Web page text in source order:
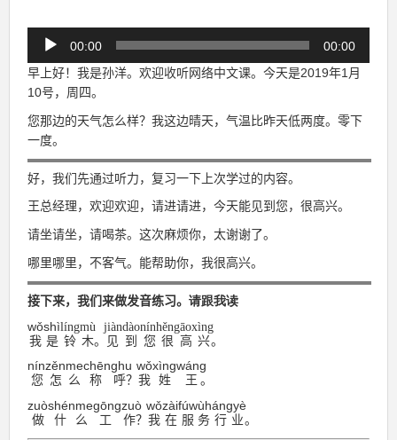
プ
レ
ヤ
00:00
00:00
早上好！我是孙洋。 欢迎收听网络中文课。今天是2019年1 月
10号，周四。
您那边的天气怎么样？我这边晴天，气温比昨天低两度。零下
一度。
好，我们先通过听力，复习一下上次学过的内容。
王总经理， 欢迎欢迎， 请进请进， 今天能见到 您，很高兴。
请坐请坐， 请喝茶。 这次麻烦你， 太谢谢了。
哪里哪里，不客气。能帮助你，我很高兴。
接下来，我们来做发音练习。 请跟我读
我
wǒ
是
shì
铃
líng
木
mù
。 见到您很高兴
jiàndàonínhěngāoxìng
。
您怎么
nínzěnme
称呼
chēnghu
？ 我
wǒ
姓
xìng
王
wáng
。
做什么
zuòshénme
工作
gōngzuò
？ 我在服务行 业
wǒzàifúwùhángyè
。